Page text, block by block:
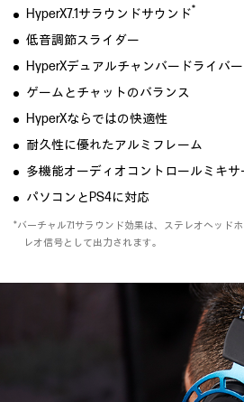
HyperX7.1サラウンドサウンド*
低音調節スライダー
HyperXデュアルチャンバードライバー
ゲームとチャットのバランス
HyperXならではの快適性
耐久性に優れたアルミフレーム
多機能オーディオコントロールミキサ
パソコンとPS4に対応
*バーチャル7.1サラウンド効果は、ステレオヘッド
レオ信号として出力されます。